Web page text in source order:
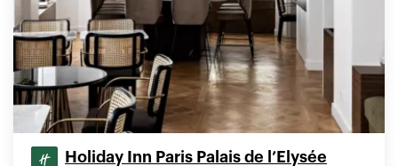
Holiday Inn Paris Palais de l’Elysée